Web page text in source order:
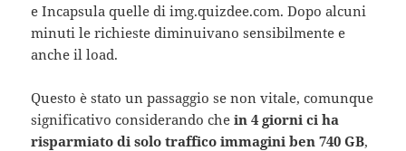
e Incapsula quelle di img.quizdee.com. Dopo alcuni
minuti le richieste diminuivano sensibilmente e
anche il load.
Questo è stato un passaggio se non vitale, comunque
significativo considerando che in 4 giorni ci ha
risparmiato di solo traffico immagini ben 740 GB,